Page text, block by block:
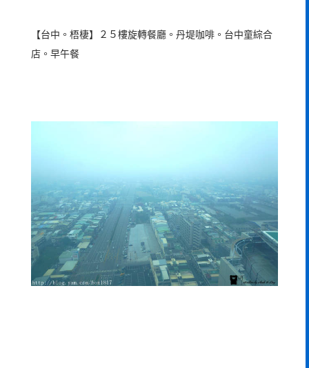
【台中。梧棲】２５樓旋轉餐廳。丹堤咖啡。台中童綜合
店。早午餐